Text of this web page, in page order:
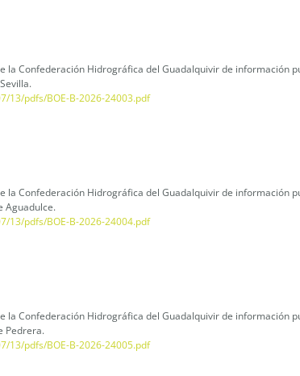
la Confederación Hidrográfica del Guadalquivir de
13/pdfs/BOE-B-2026-24003.pdf
la Confederación Hidrográfica del Guadalquivir de
Aguadulce.
13/pdfs/BOE-B-2026-24004.pdf
la Confederación Hidrográfica del Guadalquivir de
Pedrera.
13/pdfs/BOE-B-2026-24005.pdf